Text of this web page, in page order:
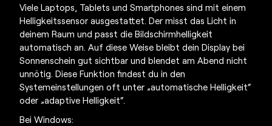
Viele Laptops, Tablets und Smartphones sind mit einem
Helligkeitssensor ausgestattet. Der misst das Licht in
deinem Raum und passt die Bildschirmhelligkeit
automatisch an. Auf diese Weise bleibt dein Display bei
Sonnenschein gut sichtbar und blendet am Abend nicht
unnötig. Diese Funktion findest du in den
Systemeinstellungen oft unter „automatische Helligkeit“
oder „adaptive Helligkeit“.
Bei Windows: